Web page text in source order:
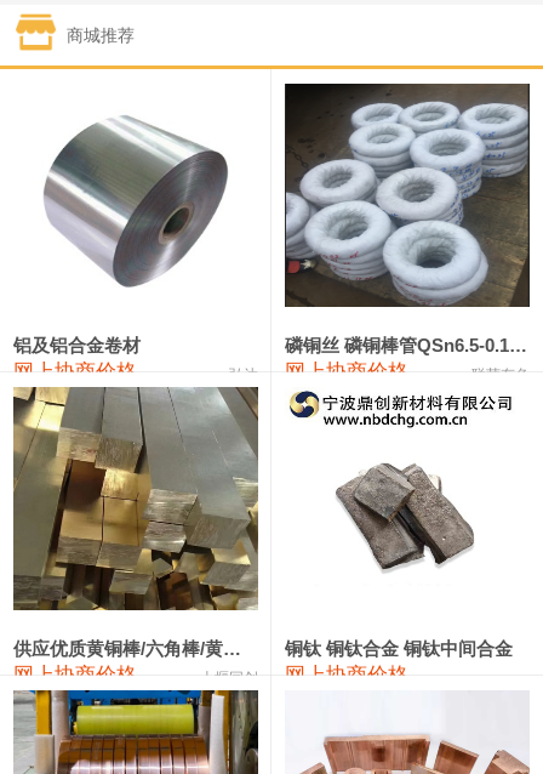
钯金
341,000 -3,000
88,000—94,000 91,000 0
2#锑 84,000—90,000 87,000
1#镁 17,000—18,000 17,500 0
1#电解锰(99.7%袋装) 18,000 0
1#电解锰 18,800—19,000 18,900 0
1#铬 60,000—82,000
2202#硅 14,100—14,300
553#硅 9,200—9,400 9,300
3303#硅 10,300—10,500 10,400
441#硅 9,500—9,700
金属硅553#-331# 9,300—10,700 10,000 0
漆包线 111,610—115,610 113,610
商城推荐
铝及铝合金卷材
网上协商价格 弘达
磷铜丝 磷铜棒管QSn6.5-0.1 7-0.2 8-0.3
网上协商价格 联荣有色
供应优质黄铜棒/六角棒/黄铜方板
网上协商价格 十堰同创
铜钛 铜钛合金 铜钛中间合金
网上协商价格